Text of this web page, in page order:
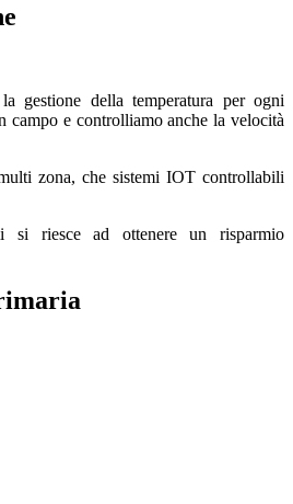
gestione della temperatura per ogni
campo e controlliamo anche la velocità
zona, che sistemi IOT controllabili
si riesce ad ottenere un risparmio